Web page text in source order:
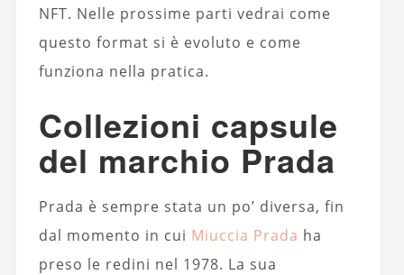
NFT. Nelle prossime parti vedrai come
questo format si è evoluto e come
funziona nella pratica.
Collezioni capsule
del marchio Prada
Prada è sempre stata un po’ diversa, fin
dal momento in cui Miuccia Prada ha
preso le redini nel 1978. La sua